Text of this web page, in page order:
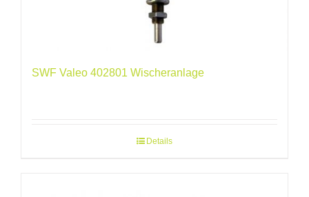
SWF Valeo 402801 Wischeranlage
Details